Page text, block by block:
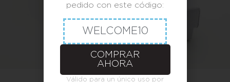
pedido con este código:
WELCOME10
COMPRAR
AHORA
Válido para un único uso por